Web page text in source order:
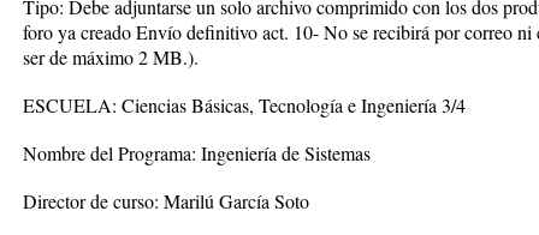
Tipo: Debe adjuntarse un solo archivo comprimido con los dos
foro ya creado Envío definitivo act. 10- No se recibirá por correo
ser de máximo 2 MB.).
ESCUELA: Ciencias Básicas, Tecnología e Ingeniería 3/4
Nombre del Programa: Ingeniería de Sistemas
Director de curso: Marilú García Soto